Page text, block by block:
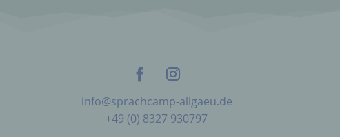
info@sprachcamp-allgaeu.de
+49 (0) 8327 930797